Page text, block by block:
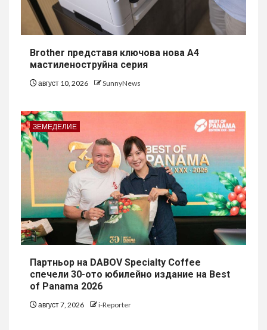
Brother представя ключова нова A4
мастиленоструйна серия
август 10, 2026 SunnyNews
ЗЕМЕДЕЛИЕ
Партньор на DABOV Specialty Coffee
спечели 30-ото юбилейно издание на Best
of Panama 2026
август 7, 2026 i-Reporter